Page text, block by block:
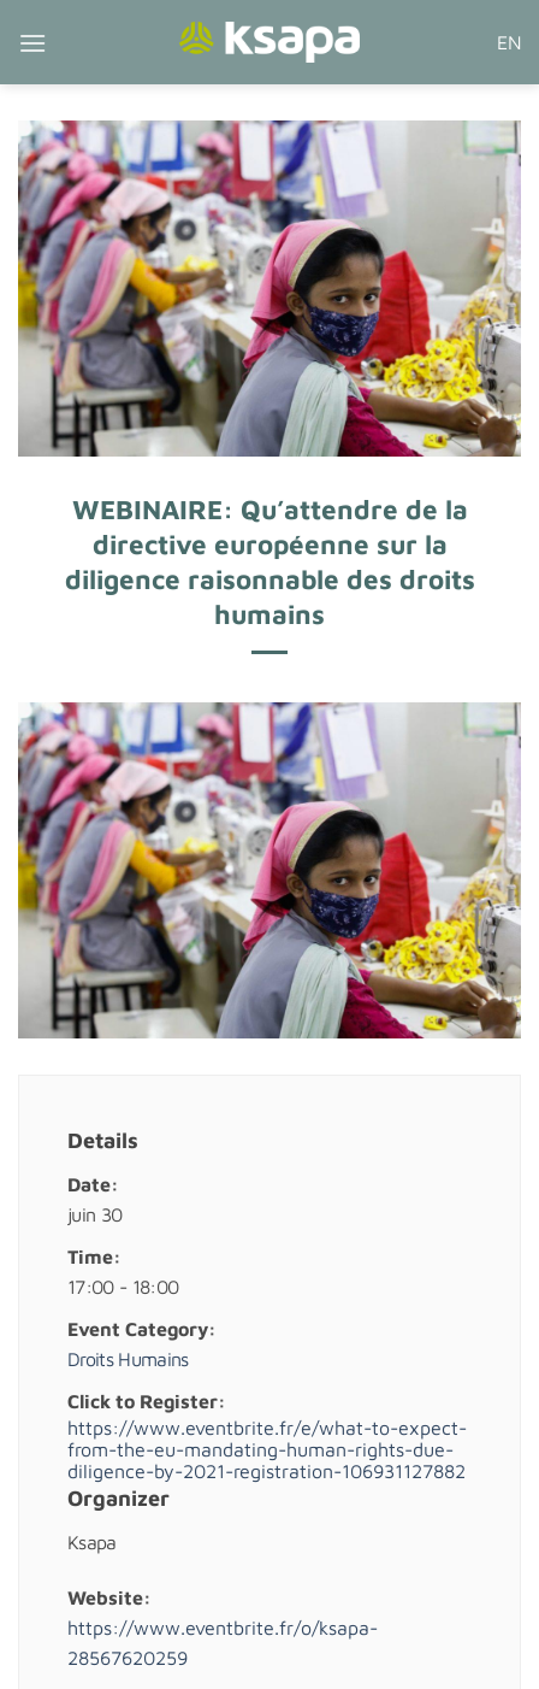
EN
WEBINAIRE: Qu’attendre de la
directive européenne sur la
diligence raisonnable des droits
humains
Details
Date:
juin 30
Time:
17:00 - 18:00
Event Category:
Droits Humains
Click to Register:
https://www.eventbrite.fr/e/what-to-expect-
from-the-eu-mandating-human-rights-due-
diligence-by-2021-registration-106931127882
Organizer
Ksapa
Website:
https://www.eventbrite.fr/o/ksapa-
28567620259